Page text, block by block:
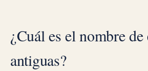
¿Cuál es el nombre de
antiguas?